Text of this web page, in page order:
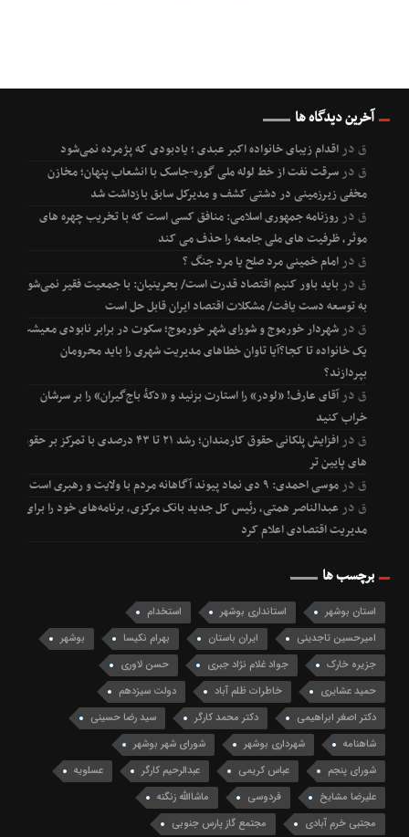
آخرین دیدگاه ها
قدراقدام زیبای خانواده اکبر عبدی ؛ یادبودی که پژمرده نمی‌شود
قدرسرقت نفت از خط لوله ملی گوره-جاسک با انشعاب پنهان؛ مخازن
مخفی زیرزمینی در دشتی کشف و مدیرکل سابق بازداشت شد
قدرروزنامه جمهوری اسلامی: منافق کسی است که با تخریب چهره های
موثر، ظرفیت های ملی جامعه را حذف می کند
قدرامام خمینی مرد صلح یا مرد جنگ ؟
قدرباید باور کنیم اقتصاد قدرت است/ بحرینیان: با جمعیت فقیر نمی‌شود
به توسعه دست یافت/ مشکلات اقتصاد ایران قابل حل است
قدرشهردار خورموج و شورای شهر خورموج؛ سکوت در برابر نابودی معیشت
یک خانواده تا کجا؟آیا تاوان خطاهای مدیریت شهری را باید محرومان
بپردازند؟
قدرآقای عارف! «لودر» را استارت بزنید و «دکۀ باج‌گیران» را بر سرشان
خراب کنید
قدر
افزایش پلکانی حقوق کارمندان؛ رشد ۲۱ تا ۴۳ درصدی با تمرکز بر حقوق
های پایین تر
قدرموسی احمدی: ۹ دی نماد پیوند آگاهانه مردم با ولایت و رهبری است
قدر عبدالناصر همتی، رئیس کل جدید بانک مرکزی، برنامه‌های خود را برای
مدیریت اقتصادی اعلام کرد
برچسب ها
استان بوشهر استانداری بوشهر
استخدام
امیرحسین تاجدینی
ایران باستان بهرام نکیسا
بوشهر
جزیره خارک
جواد غلام نژاد جبری
حسن لاوری
حمید عشایری
خاطرات ظلم آباد
دولت سیزدهم
دکتر اصغر ابراهیمی
دکتر محمد کارگر
سید رضا حسینی
شاهنامه
شهرداری بوشهر
شورای شهر بوشهر
شورای پنجم
عباس کریمی عبدالرحیم کارگر
عسلویه
علیرضا مشایخ
فردوسی
ماشاالله زنگنه
مجتبی خرم آبادی
مجتمع گاز پارس جنوبی